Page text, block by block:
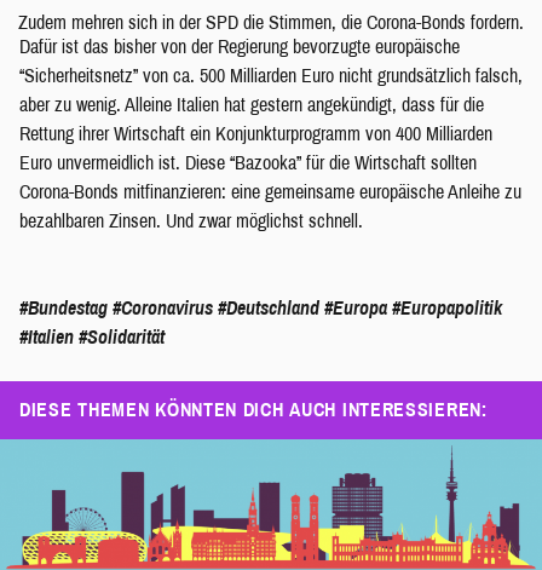
Zudem mehren sich in der SPD die Stimmen, die Corona-Bonds fordern.
Dafür ist das bisher von der Regierung bevorzugte europäische
“Sicherheitsnetz” von ca. 500 Milliarden Euro nicht grundsätzlich falsch,
aber zu wenig. Alleine Italien hat gestern angekündigt, dass für die
Rettung ihrer Wirtschaft ein Konjunkturprogramm von 400 Milliarden
Euro unvermeidlich ist. Diese “Bazooka” für die Wirtschaft sollten
Corona-Bonds mitfinanzieren: eine gemeinsame europäische Anleihe zu
bezahlbaren Zinsen. Und zwar möglichst schnell.
#Bundestag #Coronavirus #Deutschland #Europa #Europapolitik
#Italien #Solidarität
DIESE THEMEN KÖNNTEN DICH AUCH INTERESSIEREN: